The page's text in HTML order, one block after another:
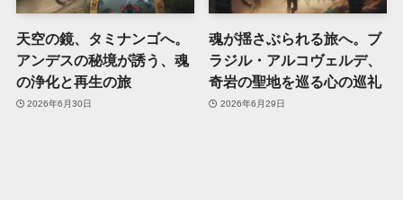
天空の鏡、タミナンゴへ。
アンデスの秘境が誘う、魂
の浄化と再生の旅
2026年6月30日
魂が揺さぶられる旅へ。ブ
ラジル・アルコヴェルデ、
奇岩の聖地を巡る心の巡礼
2026年6月29日